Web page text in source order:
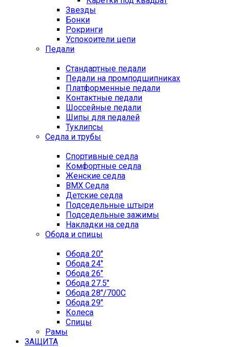
Звезды
Бонки
Рокринги
Успокоители цепи
Педали
Стандартные педали
Педали на промподшипниках
Платформенные педали
Контактные педали
Шоссейные педали
Шипы для педалей
Туклипсы
Седла и трубы
Спортивные седла
Комфортные седла
Женские седла
BMX Седла
Детские седла
Подседельные штыри
Подседельные зажимы
Накладки на седла
Обода и спицы
Обода 20"
Обода 24"
Обода 26"
Обода 27.5"
Обода 28"/700C
Обода 29"
Колеса
Спицы
Рамы
ЗАЩИТА